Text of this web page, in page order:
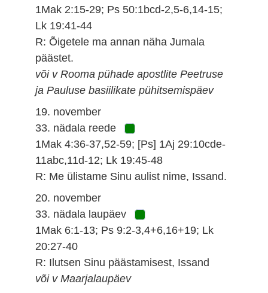
1Mak 2:15-29; Ps 50:1bcd-2,5-6,14-15;
Lk 19:41-44
R: Õigetele ma annan näha Jumala
päästet.
või v Rooma pühade apostlite Peetruse
ja Pauluse basiilikate pühitsemispäev
19. november
33. nädala reede
1Mak 4:36-37,52-59; [Ps] 1Aj 29:10cde-
11abc,11d-12; Lk 19:45-48
R: Me ülistame Sinu aulist nime, Issand.
20. november
33. nädala laupäev
1Mak 6:1-13; Ps 9:2-3,4+6,16+19; Lk
20:27-40
R: Ilutsen Sinu päästamisest, Issand
või v Maarjalaupäev